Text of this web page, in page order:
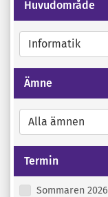
Huvudområde
Informatik
Ämne
Alla ämnen
Termin
Sommaren 2026